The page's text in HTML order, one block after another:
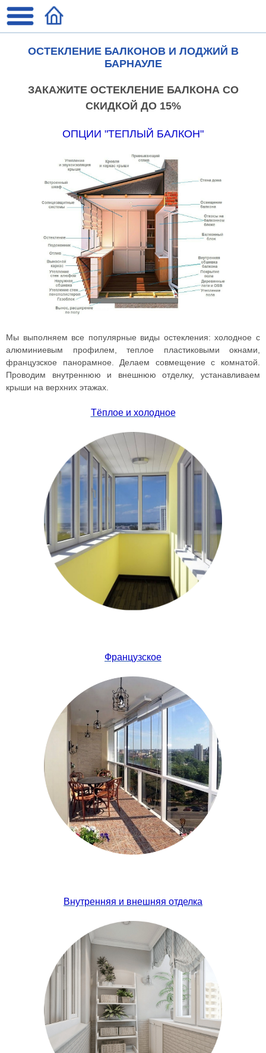
ОСТЕКЛЕНИЕ БАЛКОНОВ И ЛОДЖИЙ В
БАРНАУЛЕ
ЗАКАЖИТЕ ОСТЕКЛЕНИЕ БАЛКОНА СО
СКИДКОЙ ДО 15%
ОПЦИИ "ТЕПЛЫЙ БАЛКОН"
Мы выполняем все популярные виды остекления: холодное с
алюминиевым профилем, теплое пластиковыми окнами,
французское панорамное. Делаем совмещение с комнатой.
Проводим внутреннюю и внешнюю отделку, устанавливаем
крыши на верхних этажах.
Тёплое и холодное
Французское
Внутренняя и внешняя отделка